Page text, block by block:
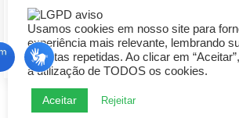
Usamos cookies em nosso site para
experiência mais relevante, lembrando
e visitas repetidas. Ao clicar em
a utilização de TODOS os cookies.
Aceitar Rejeitar